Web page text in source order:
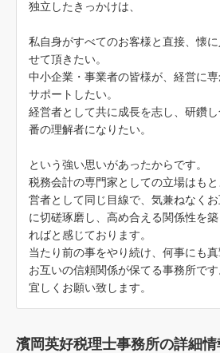
独立したきっかけは、
私自身がすべてのお客様と直接、懐
せて頂きたい。
中小企業・事業者の皆様が、経営に
サポートしたい。
経営者として共に成長を志し、研鑽
番の理解者になりたい。
という強い思いがあったからです。
税務会計の専門家としての立場はも
営者として同じ目線で、気兼ねなく
に切磋琢磨し、高め合える関係性を
ればと感じております。
当たり前の事をやり続け、何事にも
お互いの信頼関係が保てる事務所です
宜しくお願い致します。
濱岡英好税理士事務所の詳細情